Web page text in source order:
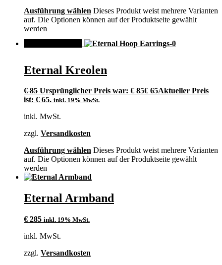
Ausführung wählen Dieses Produkt weist mehrere Varianten
auf. Die Optionen können auf der Produktseite gewählt
werden
Eternal Kreolen
€85 Ursprünglicher Preis war: € 85€ 65Aktueller Preis
ist: € 65. inkl. 19% MwSt.
inkl. MwSt.
zzgl. Versandkosten
Ausführung wählen Dieses Produkt weist mehrere Varianten
auf. Die Optionen können auf der Produktseite gewählt
werden
Eternal Armband
€ 285 inkl. 19% MwSt.
inkl. MwSt.
zzgl. Versandkosten